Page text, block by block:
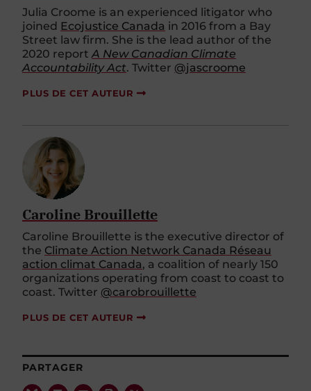
Julia Croome is an experienced litigator who
joined Ecojustice Canada in 2016 from a Bay
Street law firm. She is the lead author of the
2020 report A New Canadian Climate
Accountability Act. Twitter @jascroome
PLUS DE CET AUTEUR
Caroline Brouillette
Caroline Brouillette is the executive director of
the Climate Action Network Canada Réseau
action climat Canada, a coalition of nearly 150
organizations operating from coast to coast to
coast. Twitter @carobrouillette
PLUS DE CET AUTEUR
PARTAGER